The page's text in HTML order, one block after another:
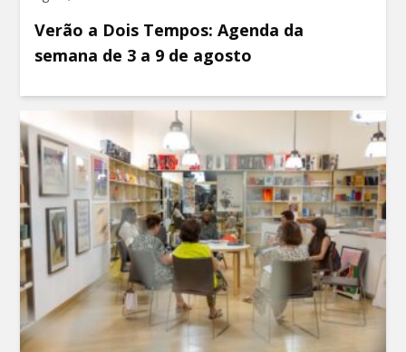
Verão a Dois Tempos: Agenda da
semana de 3 a 9 de agosto